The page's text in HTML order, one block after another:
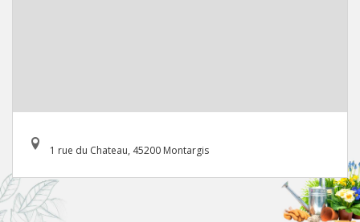
1 rue du Chateau, 45200 Montargis